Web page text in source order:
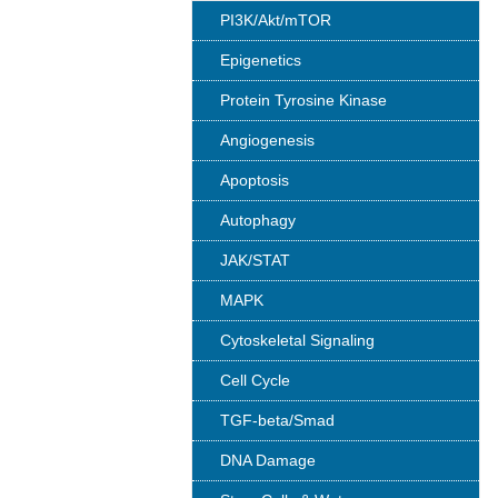
PI3K/Akt/mTOR
Epigenetics
Protein Tyrosine Kinase
Angiogenesis
Apoptosis
Autophagy
JAK/STAT
MAPK
Cytoskeletal Signaling
Cell Cycle
TGF-beta/Smad
DNA Damage